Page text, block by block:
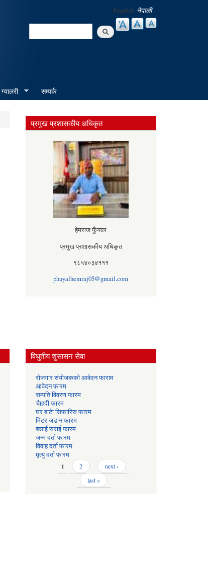
English नेपाली
Search
ग्यालरी सम्पर्क
प्रमुख प्रशासकीय अधिकृत
हेमराज फुँयाल
प्रमुख प्रशासकीय अधिकृत
९८५४०३४१११
phuyalhemraj05@gmail.com
विधुतीय शुसासन सेवा
रोजगार संयोजकको आवेदन फाराम
आवेदन फारम
सम्पति विवरण फारम
चैाहदी फारम
घर बाटेा सिफारिस फारम
मिटर जडान फारम
बसाई सराई फारम
जन्म दर्ता फारम
विवाह दर्ता फारम
मृत्यु दर्ता फारम
1 2
next ›
last »